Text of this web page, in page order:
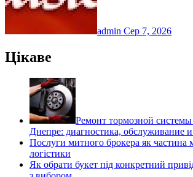
admin Сер 7, 2026
Цікаве
Ремонт тормозной
Днепре: диагностика, обслуживание и
Послуги митного брокера як частина
логістики
Як обрати букет під конкретний